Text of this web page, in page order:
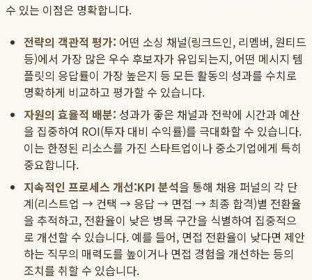
수 있는 이점은 명확합니다.
전략의 객관적 평가: 어떤 소싱 채널(링크드인, 리멤버, 원티드
등)에서 가장 많은 우수 후보자가 유입되는지, 어떤 메시지 템
플릿의 응답률이 가장 높은지 등 모든 활동의 성과를 수치로
명확하게 비교하고 평가할 수 있습니다.
자원의 효율적 배분: 성과가 좋은 채널과 전략에 시간과 예산
을 집중하여 ROI(투자 대비 수익률)를 극대화할 수 있습니다.
이는 한정된 리소스를 가진 스타트업이나 중소기업에게 특히
중요합니다.
지속적인 프로세스 개선:KPI 분석을 통해 채용 퍼널의 각 단
계(리스트업 → 컨택 → 응답 → 면접 → 최종 합격)별 전환율
을 추적하고, 전환율이 낮은 병목 구간을 식별하여 집중적으
로 개선할 수 있습니다. 예를 들어, 면접 전환율이 낮다면 제안
하는 직무의 매력도를 높이거나 면접 경험을 개선하는 등의
조치를 취할 수 있습니다.